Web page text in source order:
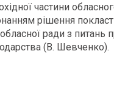
частини
рішення
ради з
(В. Шевченко).